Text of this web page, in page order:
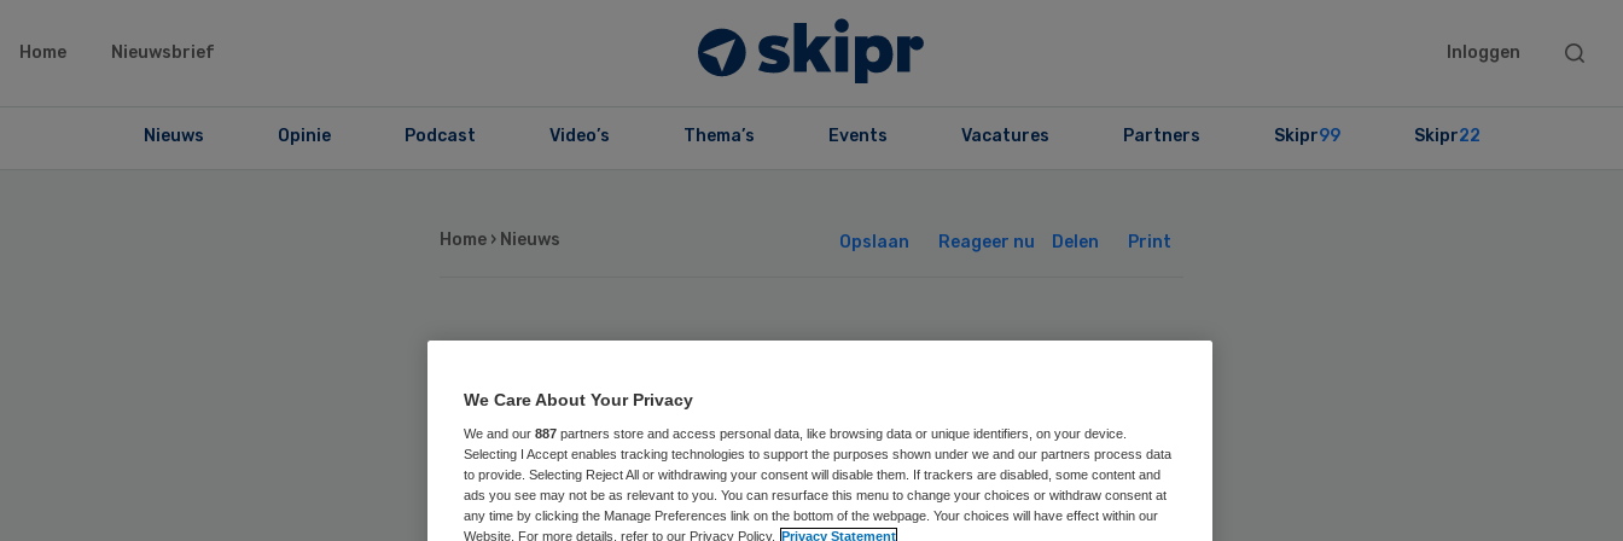
Home Nieuwsbrief Inloggen
Search
Nieuws Opinie Podcast Video’s Thema’s Events Vacatures Partners Skipr99 Skipr22
Home › Nieuws Opslaan Reageer nu Delen Print
Treant zorggroep
schrijft zwarte cijfers
We Care About Your Privacy
We and our 887 partners store and access personal data, like browsing data or unique identifiers, on your device.
Selecting I Accept enables tracking technologies to support the purposes shown under we and our partners process data
to provide. Selecting Reject All or withdrawing your consent will disable them. If trackers are disabled, some content and
ads you see may not be as relevant to you. You can resurface this menu to change your choices or withdraw consent at
any time by clicking the Manage Preferences link on the bottom of the webpage. Your choices will have effect within our
Website. For more details, refer to our Privacy Policy. Privacy Statement